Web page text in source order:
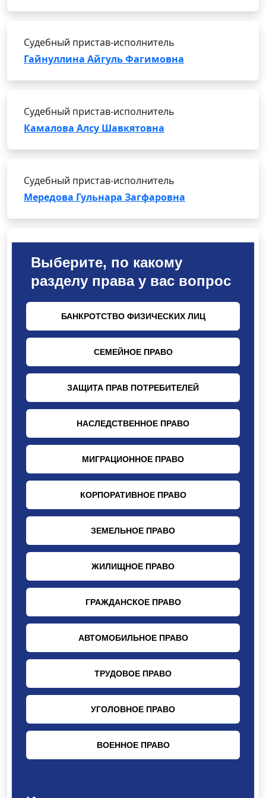
Судебный пристав-исполнитель
Гайнуллина Айгуль Фагимовна
Судебный пристав-исполнитель
Камалова Алсу Шавкятовна
Судебный пристав-исполнитель
Мередова Гульнара Загфаровна